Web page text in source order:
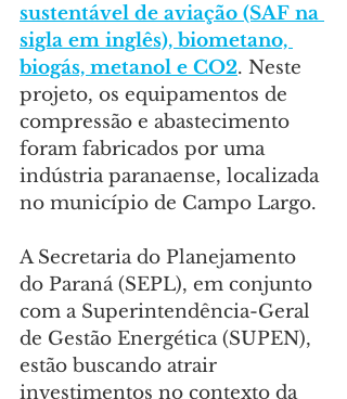
sustentável de aviação (SAF na
sigla em inglês), biometano,
biogás, metanol e CO2. Neste
projeto, os equipamentos de
compressão e abastecimento
foram fabricados por uma
indústria paranaense, localizada
no município de Campo Largo.
A Secretaria do Planejamento
do Paraná (SEPL), em conjunto
com a Superintendência-Geral
de Gestão Energética (SUPEN),
estão buscando atrair
investimentos no contexto da